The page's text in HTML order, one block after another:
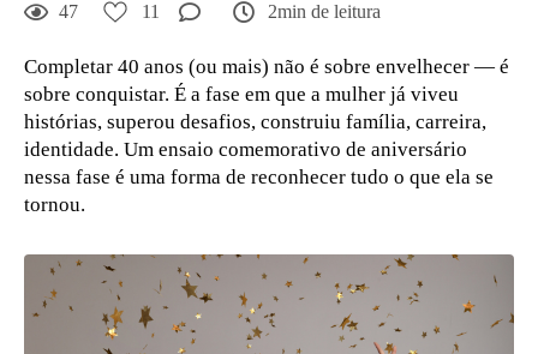
47 11 2min de leitura
Completar 40 anos (ou mais) não é sobre envelhecer — é
sobre conquistar. É a fase em que a mulher já viveu
histórias, superou desafios, construiu família, carreira,
identidade. Um ensaio comemorativo de aniversário
nessa fase é uma forma de reconhecer tudo o que ela se
tornou.